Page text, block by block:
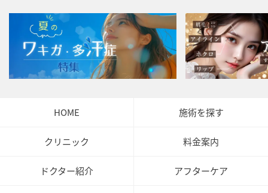
HOME 施術を探す
クリニック 料金案内
ドクター紹介 アフターケア